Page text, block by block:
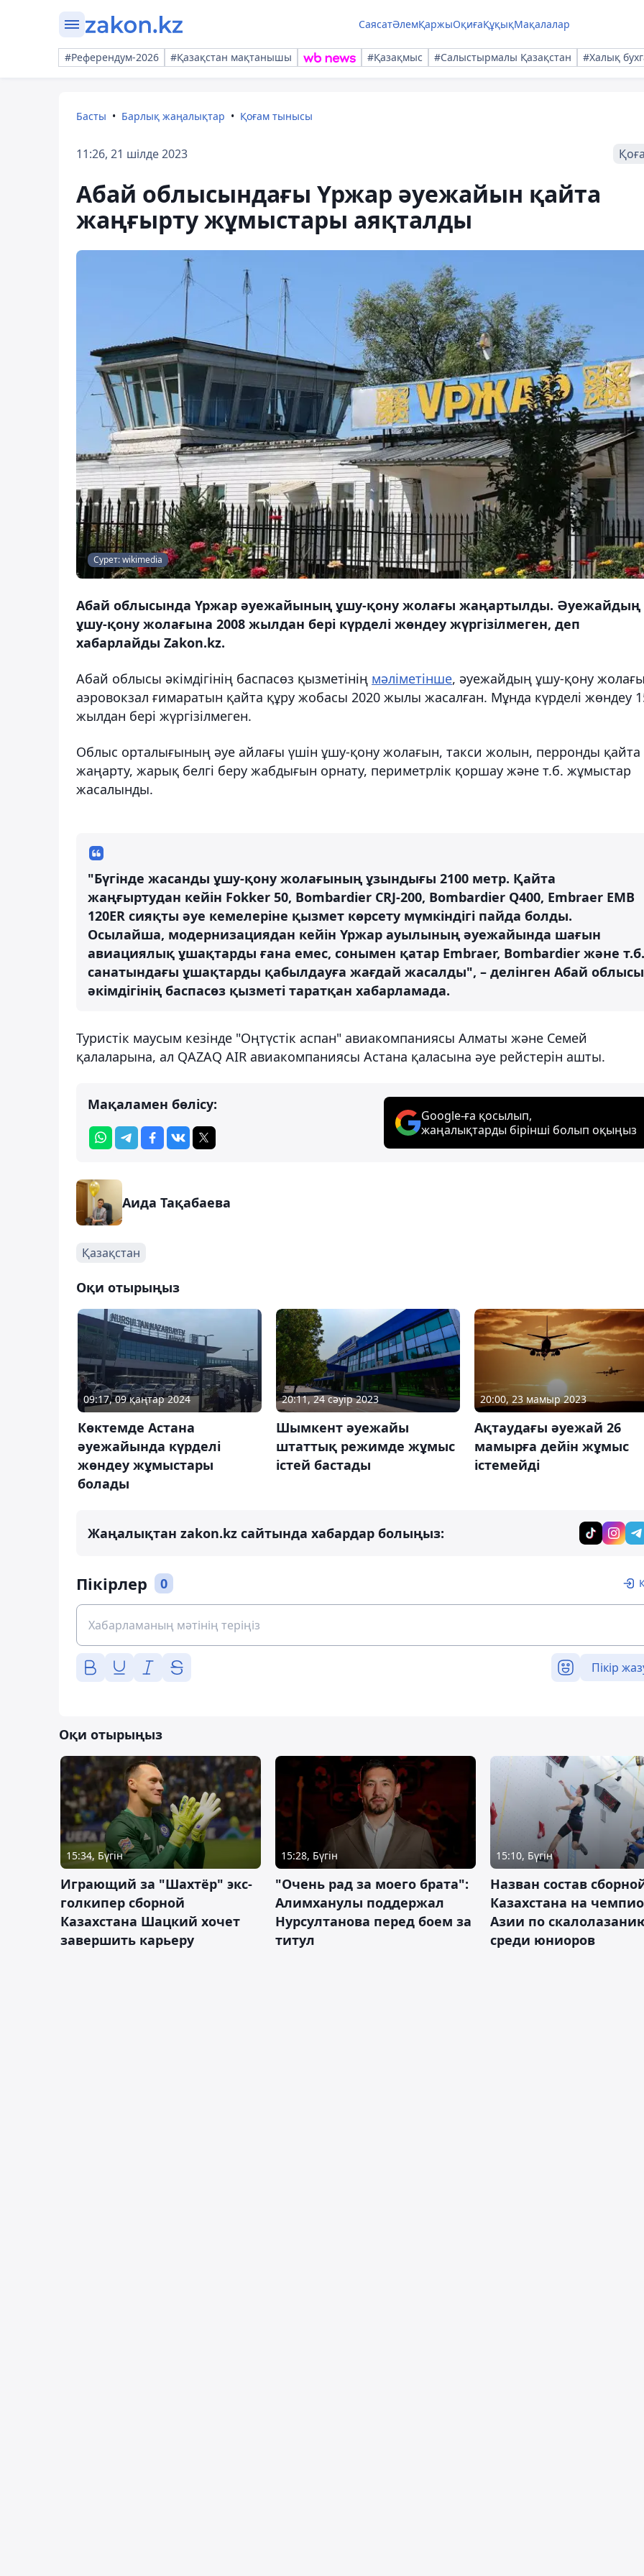
СаясатӘлемҚаржыОқиғаҚұқықМақалалар
#Референдум-2026 #Қазақстан мақтанышы #Қазақмыс #Салыстырмалы Қазақстан #Халық
Басты Барлық жаңалықтар Қоғам тынысы
11:26, 21 шілде 2023
Абай облысындағы Үржар әуежайын қайта
жаңғырту жұмыстары аяқталды
Сурет: wikimedia
Абай облысында Үржар әуежайының ұшу-қону жолағы жаңартылды. Әуежайдың
ұшу-қону жолағына 2008 жылдан бері күрделі жөндеу жүргізілмеген, деп
хабарлайды Zakon.kz.
Абай облысы әкімдігінің баспасөз қызметінің мәліметінше, әуежайдың ұшу-қону
аэровокзал ғимаратын қайта құру жобасы 2020 жылы жасалған. Мұнда күрделі жөндеу
жылдан бері жүргізілмеген.
Облыс орталығының әуе айлағы үшін ұшу-қону жолағын, такси жолын, перронды қайта
жаңарту, жарық белгі беру жабдығын орнату, периметрлік қоршау және т.б. жұмыстар
жасалынды.
"Бүгінде жасанды ұшу-қону жолағының ұзындығы 2100 метр. Қайта
жаңғыртудан кейін Fokker 50, Bombardier CRJ-200, Bombardier Q400, Embraer EMB
120ER сияқты әуе кемелеріне қызмет көрсету мүмкіндігі пайда болды.
Осылайша, модернизациядан кейін Үржар ауылының әуежайында шағын
авиациялық ұшақтарды ғана емес, сонымен қатар Embraer, Bombardier және т.б.
санатындағы ұшақтарды қабылдауға жағдай жасалды", – делінген Абай облысы
әкімдігінің баспасөз қызметі таратқан хабарламада.
Туристік маусым кезінде "Оңтүстік аспан" авиакомпаниясы Алматы және Семей
қалаларына, ал QAZAQ AIR авиакомпаниясы Астана қаласына әуе рейстерін ашты.
Мақаламен бөлісу:
Google-ға қосылып,
жаңалықтарды бірінші болып оқыңыз
Аида Тақабаева
Қазақстан
Оқи отырыңыз
09:17, 09 қаңтар 2024
Көктемде Астана
әуежайында күрделі
жөндеу жұмыстары
болады
20:11, 24 сәуір 2023
Шымкент әуежайы
штаттық режимде жұмыс
істей бастады
20:00, 23 мамыр 2023
Ақтаудағы әуежай 26
мамырға дейін жұмыс
істемейді
Жаңалықтан zakon.kz сайтында хабардар болыңыз:
Пікірлер 0
Пікір
Оқи отырыңыз
15:34, Бүгін
Играющий за "Шахтёр" экс-
голкипер сборной
Казахстана Шацкий хочет
завершить карьеру
15:28, Бүгін
"Очень рад за моего брата":
Алимханулы поддержал
Нурсултанова перед боем за
титул
15:10, Бүгін
Назван состав
Казахстана на
Азии по
среди юниоров